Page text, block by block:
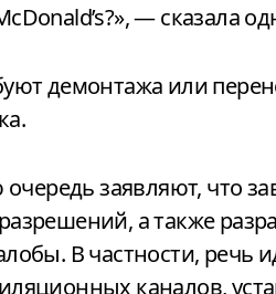
— сказала
демонтажа или
очередь заявляют, что
а также
В частности, речь
каналов,